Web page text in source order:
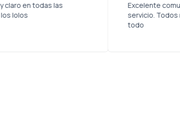
amigable y claro en todas las
10 como dicen los lolos